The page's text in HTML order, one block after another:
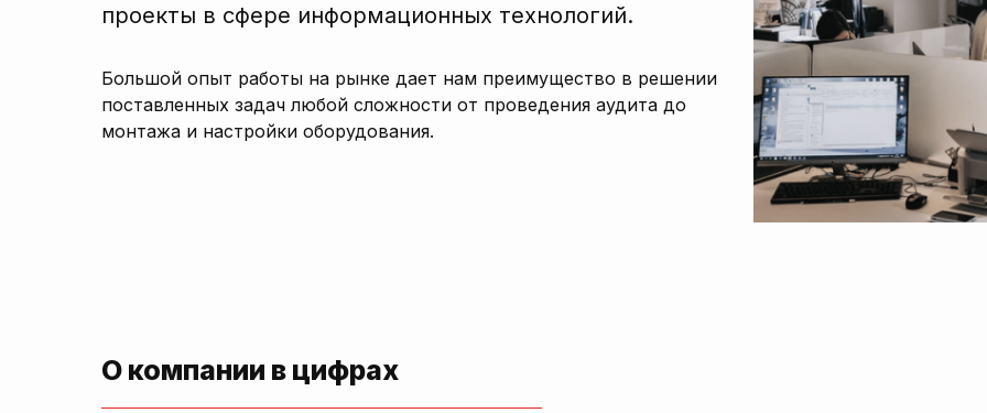
проекты в сфере информационных технологий.
Большой опыт работы на рынке дает нам преимущество в решении
поставленных задач любой сложности от проведения аудита до
монтажа и настройки оборудования.
О компании в цифрах